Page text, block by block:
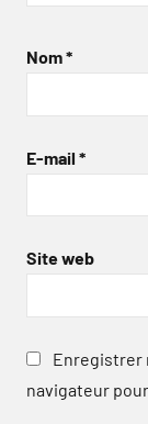
Nom*
E-mail *
Site web
Enregistrer
navigateur